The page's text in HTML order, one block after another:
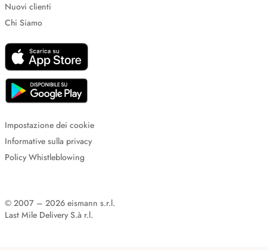
Nuovi clienti
Chi Siamo
Impostazione dei cookie
Informative sulla privacy
Policy Whistleblowing
© 2007 – 2026 eismann s.r.l.
Last Mile Delivery S.à r.l.